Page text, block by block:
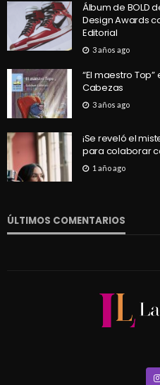
Álbum de BOLD
Design Awards
Editorial
3 años ago
“El maestro
Cabezas
3 años ago
¡Se reveló el
para colaborar
1 año ago
ÚLTIMOS COMENTARIOS